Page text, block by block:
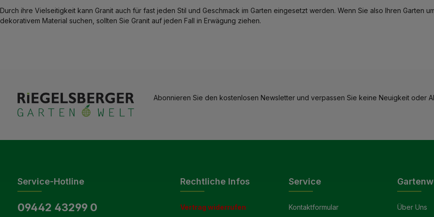
Durch ihre Vielseitigkeit kann Granit auch für fast jeden Stil und Geschmack im Garten eingesetzt werden. Wenn Sie also Ihren Garten
dekorativem Material suchen, sollten Sie Granit auf jeden Fall in Erwägung ziehen.
Abonnieren Sie den kostenlosen Newsletter und verpassen Sie keine Neuigkeit oder
Service-Hotline
09442 43299 0
Rechtliche Infos
Vertrag widerrufen
Service
Kontaktformular Über Uns